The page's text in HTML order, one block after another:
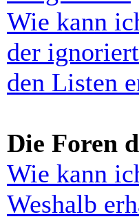
Wie kann
der
den Listen
Die Foren
Wie kann
Weshalb